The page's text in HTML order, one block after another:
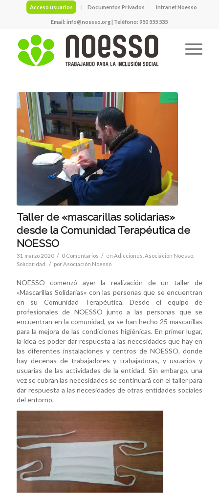
Acceso usuarios Documentos Privados Intranet Noesso
Email:info@noesso.org| Teléfono: 950 555 535
Taller de «mascarillas solidarias»
desde la Comunidad Terapéutica de
NOESSO
31 marzo 2020 / 0 Comentarios / en Adicciones Asociación Noesso,
Solidaridad
/ porAsociación Noesso
NOESSO comenzó ayer la realización de un taller de
«Mascarillas Solidarias» con las personas que se encuentran
en su Comunidad Terapéutica. Desde el equipo de
profesionales de NOESSO junto a las personas que se
encuentran en la comunidad, ya se han hecho 25 mascarillas
para la mejora de las condiciones higiénicas. En primer lugar,
la idea es poder dar respuesta a las necesidades que hay en
las diferentes instalaciones y centros de NOESSO, donde
hay decenas de trabajadores y trabajadoras, y usuarios y
usuarias de las actividades de la entidad. Sin embargo, una
vez se cubran las necesidades se continuará con el taller para
dar respuesta a las necesidades de otras entidades sociales
del entorno.